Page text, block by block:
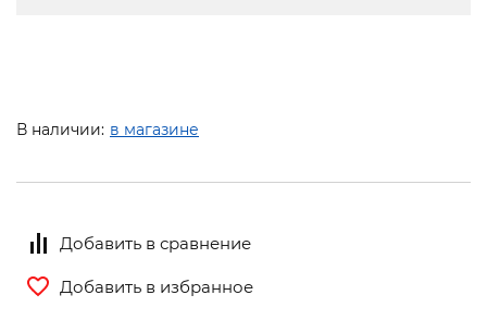
В наличии: в магазине
Добавить в сравнение
Добавить в избранное